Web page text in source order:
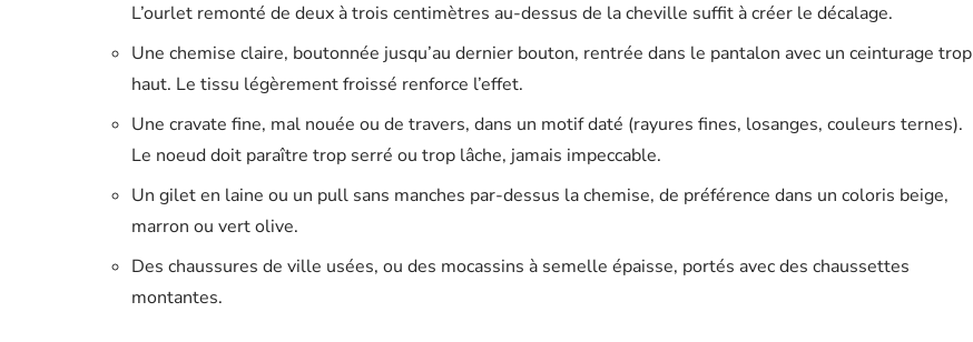
L’ourlet remonté de deux à trois centimètres au-dessus de la cheville suffit à créer le décalage.
Une chemise claire, boutonnée jusqu’au dernier bouton, rentrée dans le pantalon avec un ceinturage trop
haut. Le tissu légèrement froissé renforce l’effet.
Une cravate fine, mal nouée ou de travers, dans un motif daté (rayures fines, losanges, couleurs ternes).
Le noeud doit paraître trop serré ou trop lâche, jamais impeccable.
Un gilet en laine ou un pull sans manches par-dessus la chemise, de préférence dans un coloris beige,
marron ou vert olive.
Des chaussures de ville usées, ou des mocassins à semelle épaisse, portés avec des chaussettes
montantes.